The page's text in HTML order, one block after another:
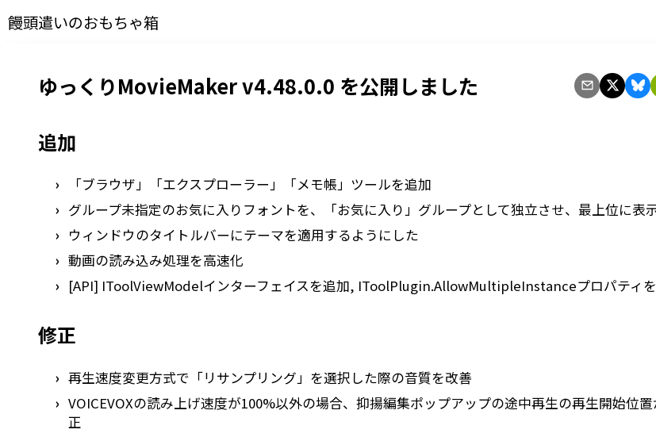
饅頭遣いのおもちゃ箱
ゆっくりMovieMaker v4.48.0.0 を公開しました
追加
「ブラウザ」「エクスプローラー」「メモ帳」ツールを追加
グループ未指定のお気に入りフォントを、「お気に入り」グループとして独立させ、最上位に表
ウィンドウのタイトルバーにテーマを適用するようにした
動画の読み込み処理を高速化
[API] IToolViewModelインターフェイスを追加, IToolPlugin.AllowMultipleInstanceプロパティ
修正
再生速度変更方式で「リサンプリング」を選択した際の音質を改善
VOICEVOXの読み上げ速度が100%以外の場合、抑揚編集ポップアップの途中再生の再生開始位
正